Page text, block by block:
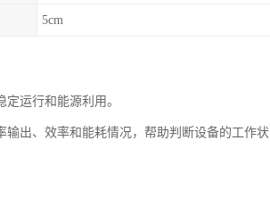
5cm
运行和能源利用。
出、效率和能耗情况，帮助判断设备的工作状